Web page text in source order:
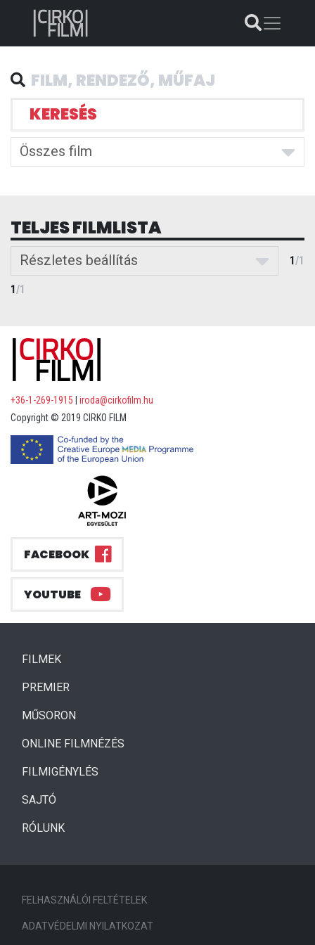
KERESÉS
Összes film
TELJES FILMLISTA
Részletes beállítás 1/1
1/1
+36-1-269-1915
iroda@cirkofilm.hu
Copyright © 2019 CIRKO FILM
FACEBOOK
YOUTUBE
FILMEK(CURRENT)
PREMIER
MŰSORON
ONLINE FILMNÉZÉS
FILMIGÉNYLÉS
SAJTÓ
RÓLUNK
FELHASZNÁLÓI FELTÉTELEK
ADATVÉDELMI NYILATKOZAT